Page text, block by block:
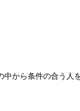
から条件の合う人